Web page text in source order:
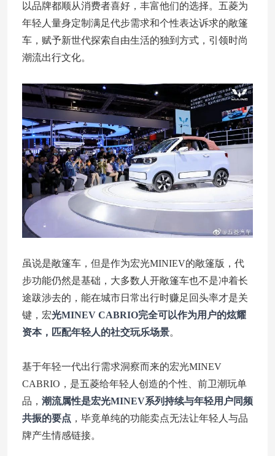
以品牌都顺从消费者喜好，丰富他们的选择。五菱为
年轻人量身定制满足代步需求和个性表达诉求的敞篷
车，赋予新世代探索自由生活的独到方式，引领时尚
潮流出行文化。
虽说是敞篷车，但是作为宏光MINIEV的敞篷版，代
步功能仍然是基础，大多数人开敞篷车也不是冲着长
途跋涉去的，能在城市日常出行时赚足回头率才是关
键，宏光MINEV CABRIO完全可以作为用户的炫耀
资本，匹配年轻人的社交玩乐场景。
基于年轻一代出行需求洞察而来的宏光MINEV
CABRIO，是五菱给年轻人创造的个性、前卫潮玩单
品， 潮流属性是宏光MINEV系列持续与年轻用户同频
共振的要点 ，毕竟单纯的功能卖点无法让年轻人与品
牌产生情感链接。